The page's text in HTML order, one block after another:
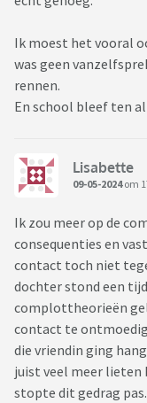
Ik moest het vooral
was geen
rennen.
En school bleef ten
Lisabette
09-05-2024om
Ik zou meer op de
consequenties en
contact toch niet
dochter stond een
complottheorieën
contact te
die vriendin ging
juist veel meer lieten
stopte dit gedrag